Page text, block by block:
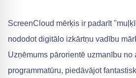
ScreenCloud mērķis ir padarīt
nododot digitālo izkārtņu vadību
Uzņēmums pārorientē uzmanību no
programmatūru, piedāvājot